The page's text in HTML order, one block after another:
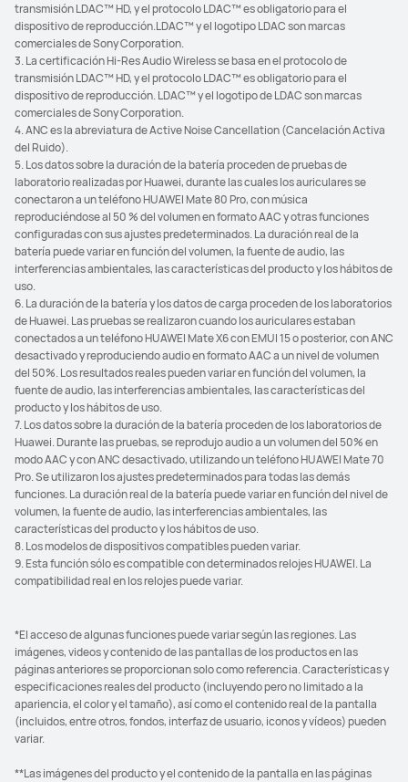
transmisión LDAC™ HD, y el protocolo LDAC™ es obligatorio para el
dispositivo de reproducción.LDAC™ y el logotipo LDAC son marcas
comerciales de Sony Corporation.
3. La certificación Hi-Res Audio Wireless se basa en el protocolo de
transmisión LDAC™ HD, y el protocolo LDAC™ es obligatorio para el
dispositivo de reproducción. LDAC™ y el logotipo de LDAC son marcas
comerciales de Sony Corporation.
4. ANC es la abreviatura de Active Noise Cancellation (Cancelación Activa
del Ruido).
5. Los datos sobre la duración de la batería proceden de pruebas de
laboratorio realizadas por Huawei, durante las cuales los auriculares se
conectaron a un teléfono HUAWEI Mate 80 Pro, con música
reproduciéndose al 50 % del volumen en formato AAC y otras funciones
configuradas con sus ajustes predeterminados. La duración real de la
batería puede variar en función del volumen, la fuente de audio, las
interferencias ambientales, las características del producto y los hábitos de
uso.
6. La duración de la batería y los datos de carga proceden de los laboratorios
de Huawei. Las pruebas se realizaron cuando los auriculares estaban
conectados a un teléfono HUAWEI Mate X6 con EMUI 15 o posterior, con ANC
desactivado y reproduciendo audio en formato AAC a un nivel de volumen
del 50%. Los resultados reales pueden variar en función del volumen, la
fuente de audio, las interferencias ambientales, las características del
producto y los hábitos de uso.
7. Los datos sobre la duración de la batería proceden de los laboratorios de
Huawei. Durante las pruebas, se reprodujo audio a un volumen del 50% en
modo AAC y con ANC desactivado, utilizando un teléfono HUAWEI Mate 70
Pro. Se utilizaron los ajustes predeterminados para todas las demás
funciones. La duración real de la batería puede variar en función del nivel de
volumen, la fuente de audio, las interferencias ambientales, las
características del producto y los hábitos de uso.
8. Los modelos de dispositivos compatibles pueden variar.
9. Esta función sólo es compatible con determinados relojes HUAWEI. La
compatibilidad real en los relojes puede variar.
*El acceso de algunas funciones puede variar según las regiones. Las
imágenes, videos y contenido de las pantallas de los productos en las
páginas anteriores se proporcionan solo como referencia. Características y
especificaciones reales del producto (incluyendo pero no limitado a la
apariencia, el color y el tamaño), así como el contenido real de la pantalla
(incluidos, entre otros, fondos, interfaz de usuario, iconos y vídeos) pueden
variar.
**Las imágenes del producto y el contenido de la pantalla en las páginas